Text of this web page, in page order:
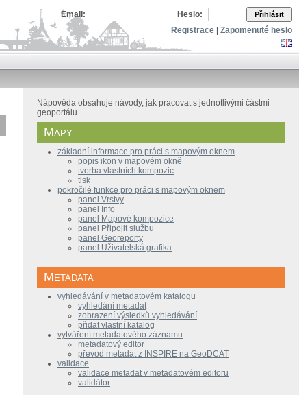
Email: Heslo: Přihlásit
Registrace Zapomenuté heslo
Nápověda obsahuje návody, jak pracovat s jednotlivými částmi
geoportálu.
Mapy
základní informace pro práci s mapovým oknem
popis ikon v mapovém okně
tvorba vlastních kompozic
tisk
pokročilé funkce pro práci s mapovým oknem
panel Vrstvy
panel Info
panel Mapové kompozice
panel Připojit službu
panel Georeporty
panel Uživatelská grafika
Metadata
vyhledávání v metadatovém katalogu
vyhledání metadat
zobrazení výsledků vyhledávání
přidat vlastní katalog
vytváření metadatového záznamu
metadatový editor
převod metadat z INSPIRE na GeoDCAT
validace
validace metadat v metadatovém editoru
validátor